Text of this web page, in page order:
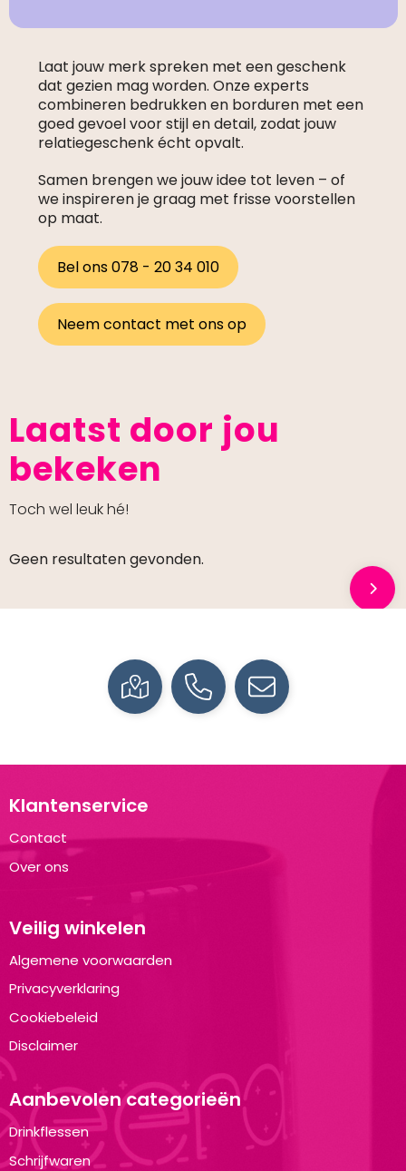
Laat jouw merk spreken met een geschenk
dat gezien mag worden. Onze experts
combineren bedrukken en borduren met een
goed gevoel voor stijl en detail, zodat jouw
relatiegeschenk écht opvalt.
Samen brengen we jouw idee tot leven – of
we inspireren je graag met frisse voorstellen
op maat.
Bel ons 078 - 20 34 010
Neem contact met ons op
Laatst door jou
bekeken
Toch wel leuk hé!
Geen resultaten gevonden.
Klantenservice
Contact
Over ons
Veilig winkelen
Algemene voorwaarden
Privacyverklaring
Cookiebeleid
Disclaimer
Aanbevolen categorieën
Drinkflessen
Schrijfwaren